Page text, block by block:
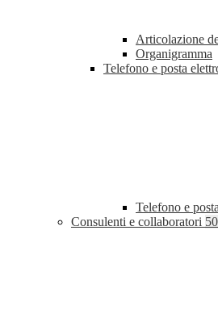
Articolazione
Organigramma
Telefono e posta
Telefono e
Consulenti e collaboratori 50